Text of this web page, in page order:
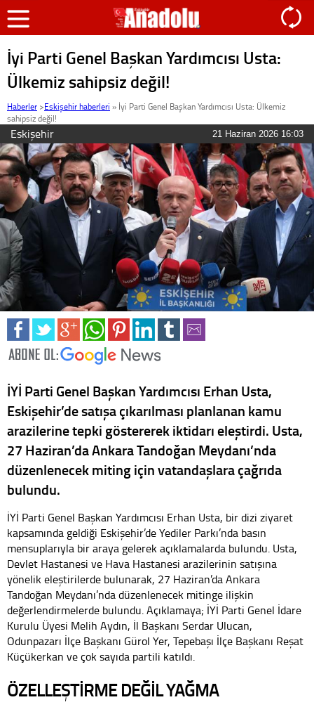
İyi Parti Genel Başkan Yardımcısı Usta:
Ülkemiz sahipsiz değil!
Haberler >Eskişehir haberleri » İyi Parti Genel Başkan Yardımcısı Usta: Ülkemiz
sahipsiz değil!
Eskişehir 21 Haziran 2026 16:03
İYİ Parti Genel Başkan Yardımcısı Erhan Usta,
Eskişehir’de satışa çıkarılması planlanan kamu
arazilerine tepki göstererek iktidarı eleştirdi. Usta,
27 Haziran’da Ankara Tandoğan Meydanı’nda
düzenlenecek miting için vatandaşlara çağrıda
bulundu.
İYİ Parti Genel Başkan Yardımcısı Erhan Usta, bir dizi ziyaret
kapsamında geldiği Eskişehir’de Yediler Parkı’nda basın
mensuplarıyla bir araya gelerek açıklamalarda bulundu. Usta,
Devlet Hastanesi ve Hava Hastanesi arazilerinin satışına
yönelik eleştirilerde bulunarak, 27 Haziran’da Ankara
Tandoğan Meydanı’nda düzenlenecek mitinge ilişkin
değerlendirmelerde bulundu. Açıklamaya; İYİ Parti Genel İdare
Kurulu Üyesi Melih Aydın, İl Başkanı Serdar Ulucan,
Odunpazarı İlçe Başkanı Gürol Yer, Tepebaşı İlçe Başkanı Reşat
Küçükerkan ve çok sayıda partili katıldı.
ÖZELLEŞTİRME DEĞİL YAĞMA